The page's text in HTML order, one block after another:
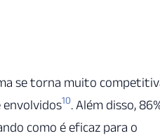
se torna muito
envolvidos10. Além disso,
como é eficaz para o